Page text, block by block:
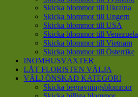
Skicka blommor till Ukraina
Skicka blommor till Ungern
Skicka blommor till USA
Skicka blommor till Venezuela
Skicka blommor till Vietnam
Skicka blommor till Österrike
INOMHUSVÄXTER
LÅT FLORISTEN VÄLJA
VÄLJ ÖNSKAD KATEGORI
Skicka begravningsblommor